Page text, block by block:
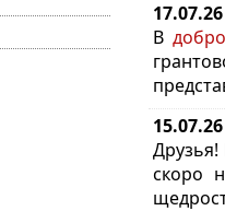
В
скоро